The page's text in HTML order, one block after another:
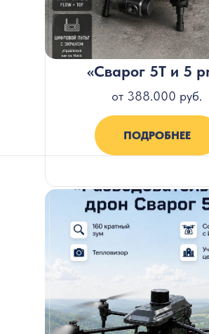
«Сварог 5Т и 5
от 388.000 руб.
ПОДРОБНЕЕ